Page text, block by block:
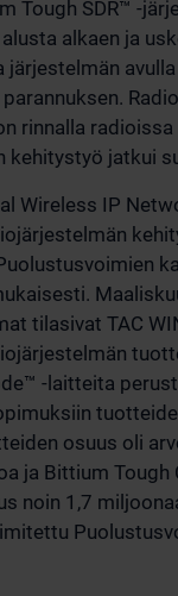
Tough SDR™ -
alkaen ja
järjestelmän
rinnalla
kehitystyö jatkui
Wireless IP
tilasivat TAC
-laitteita
osuus oli
ja Bittium Tough
noin 1,7